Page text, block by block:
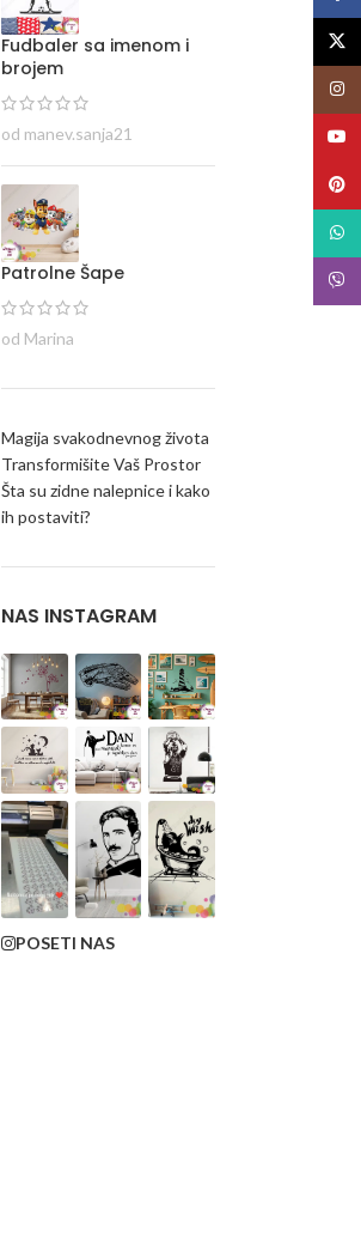
Fudbaler sa imenom i
brojem
od manev.sanja21
Patrolne Šape
od Marina
Magija svakodnevnog života
Transformišite Vaš Prostor
Šta su zidne nalepnice i kako
ih postaviti?
NAS INSTAGRAM
POSETI NAS
Viber